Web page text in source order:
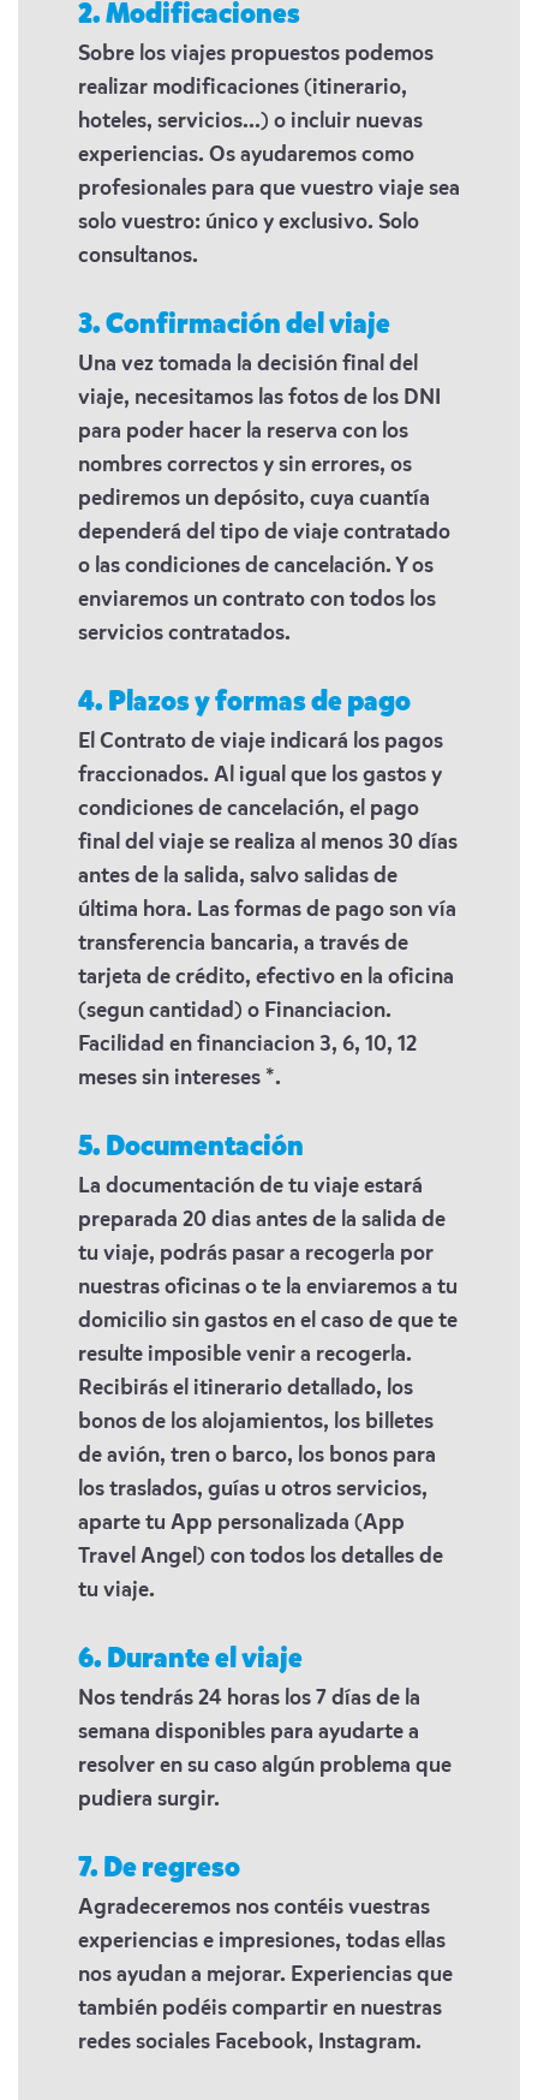
2. Modificaciones
Sobre los viajes propuestos podemos
realizar modificaciones (itinerario,
hoteles, servicios...) o incluir nuevas
experiencias. Os ayudaremos como
profesionales para que vuestro viaje sea
solo vuestro: único y exclusivo. Solo
consultanos.
3. Confirmación del viaje
Una vez tomada la decisión final del
viaje, necesitamos las fotos de los DNI
para poder hacer la reserva con los
nombres correctos y sin errores, os
pediremos un depósito, cuya cuantía
dependerá del tipo de viaje contratado
o las condiciones de cancelación. Y os
enviaremos un contrato con todos los
servicios contratados.
4. Plazos y formas de pago
El Contrato de viaje indicará los pagos
fraccionados. Al igual que los gastos y
condiciones de cancelación, el pago
final del viaje se realiza al menos 30 días
antes de la salida, salvo salidas de
última hora. Las formas de pago son vía
transferencia bancaria, a través de
tarjeta de crédito, efectivo en la oficina
(segun cantidad) o Financiacion.
Facilidad en financiacion 3, 6, 10, 12
meses sin intereses *.
5. Documentación
La documentación de tu viaje estará
preparada 20 dias antes de la salida de
tu viaje, podrás pasar a recogerla por
nuestras oficinas o te la enviaremos a tu
domicilio sin gastos en el caso de que te
resulte imposible venir a recogerla.
Recibirás el itinerario detallado, los
bonos de los alojamientos, los billetes
de avión, tren o barco, los bonos para
los traslados, guías u otros servicios,
aparte tu App personalizada (App
Travel Angel) con todos los detalles de
tu viaje.
6. Durante el viaje
Nos tendrás 24 horas los 7 días de la
semana disponibles para ayudarte a
resolver en su caso algún problema que
pudiera surgir.
7. De regreso
Agradeceremos nos contéis vuestras
experiencias e impresiones, todas ellas
nos ayudan a mejorar. Experiencias que
también podéis compartir en nuestras
redes sociales Facebook, Instagram.